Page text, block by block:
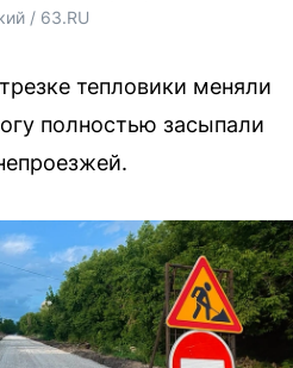
/ 63.RU
тепловики меняли
полностью засыпали